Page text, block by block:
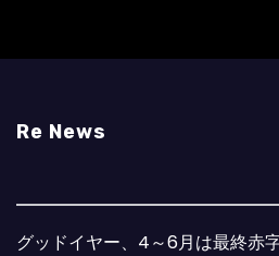
Re News
グッドイヤー、4～6月は最終